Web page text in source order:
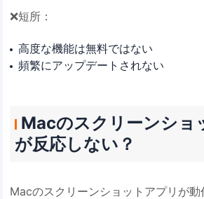
❌短所：
高度な機能は無料ではない
頻繁にアップデートされない
Macのスクリーンショ
が反応しない？
Macのスクリーンショットアプリが動